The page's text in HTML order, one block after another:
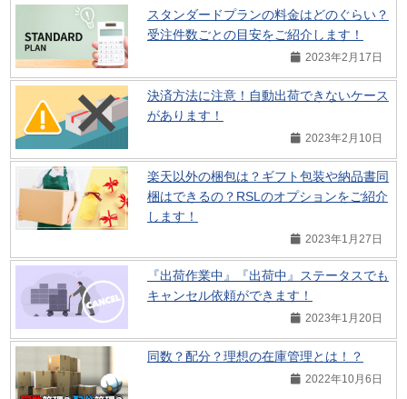
スタンダードプランの料金はどのぐらい？
受注件数ごとの目安をご紹介します！
2023年2月17日
決済方法に注意！自動出荷できないケース
があります！
2023年2月10日
楽天以外の梱包は？ギフト包装や納品書同
梱はできるの？RSLのオプションをご紹介
します！
2023年1月27日
『出荷作業中』『出荷中』ステータスでも
キャンセル依頼ができます！
2023年1月20日
同数？配分？理想の在庫管理とは！？
2022年10月6日